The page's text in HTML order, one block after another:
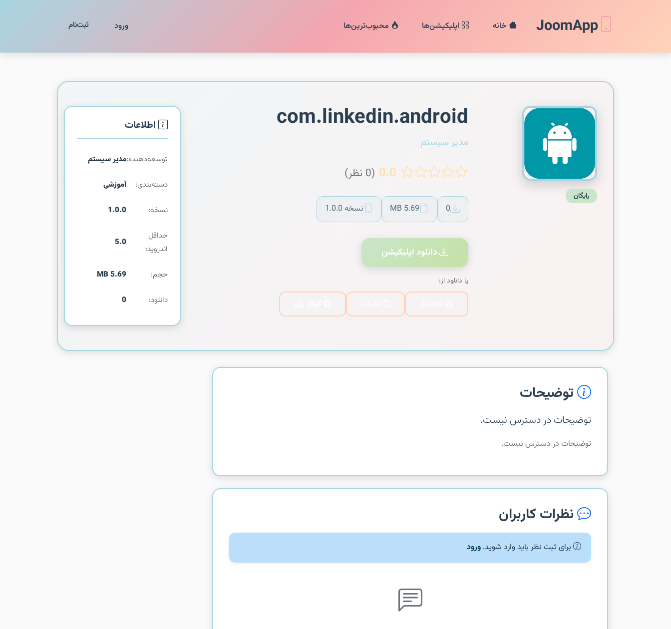
JoomApp خانه اپلیکیشن‌ها محبوب‌ترین‌ها ورود ثبت‌نام
رایگان
com.linkedin.android
مدیر سیستم
0.0 (0 نظر)
0
5.69 MB نسخه 1.0.0
دانلود اپلیکیشن
یا دانلود از:
اطلاعات
توسعه‌دهنده:مدیر سیستم
دسته‌بندی: آموزشی
نسخه: 1.0.0
حداقل
اندروید:
5.0
حجم: 5.69 MB
دانلود: 0
توضیحات
توضیحات در دسترس نیست.
توضیحات در دسترس نیست.
نظرات کاربران
برای ثبت نظر باید وارد شوید. ورود